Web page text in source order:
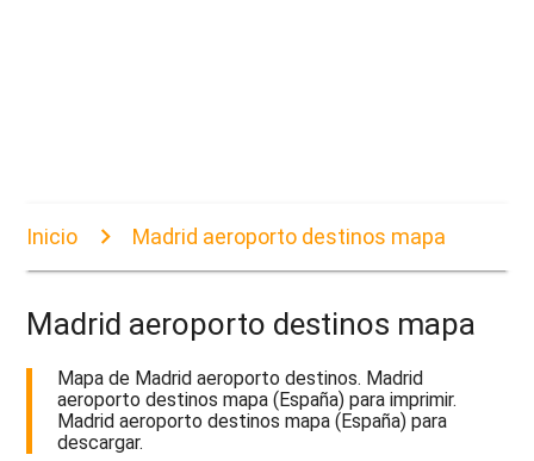
Inicio Madrid aeroporto destinos mapa
Madrid aeroporto destinos mapa
Mapa de Madrid aeroporto destinos. Madrid
aeroporto destinos mapa (España) para imprimir.
Madrid aeroporto destinos mapa (España) para
descargar.